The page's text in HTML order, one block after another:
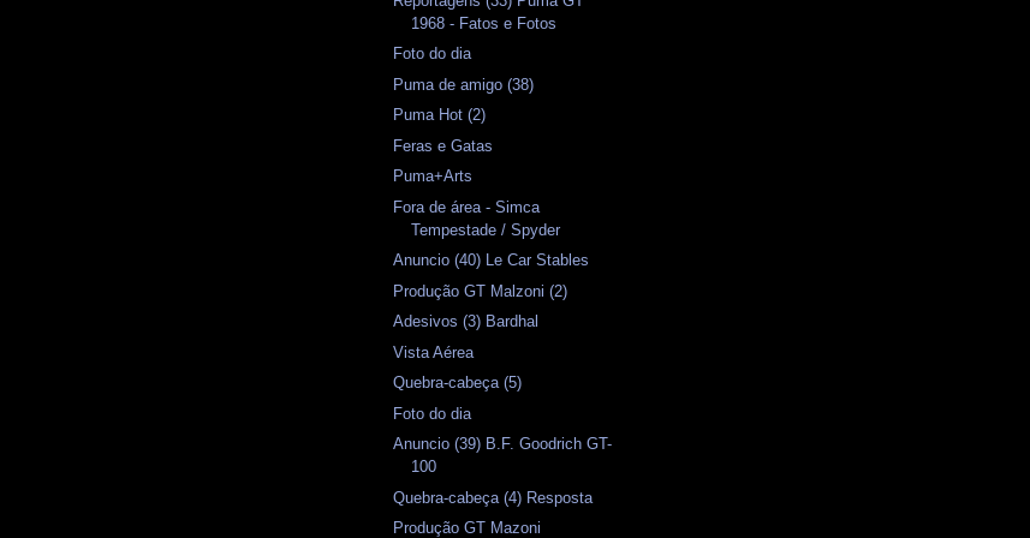
1968 - Fatos e Fotos
Foto do dia
Puma de amigo (38)
Puma Hot (2)
Feras e Gatas
Puma+Arts
Fora de área - Simca
Tempestade / Spyder
Anuncio (40) Le Car Stables
Produção GT Malzoni (2)
Adesivos (3) Bardhal
Vista Aérea
Quebra-cabeça (5)
Foto do dia
Anuncio (39) B.F. Goodrich GT-
100
Quebra-cabeça (4) Resposta
Produção GT Mazoni